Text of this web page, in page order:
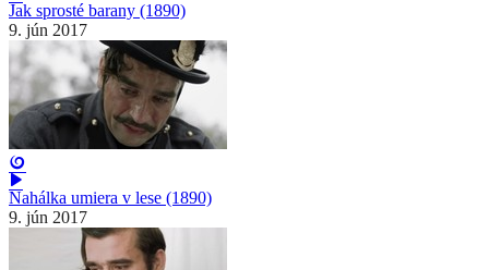
Jak sprosté barany (1890)
9. jún 2017
Nahálka umiera v lese (1890)
9. jún 2017